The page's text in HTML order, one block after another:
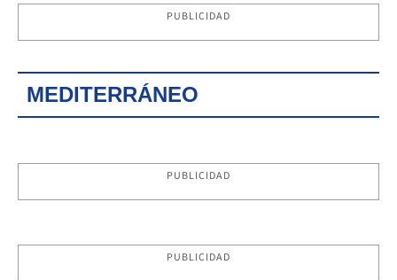
PUBLICIDAD
MEDITERRÁNEO
PUBLICIDAD
PUBLICIDAD